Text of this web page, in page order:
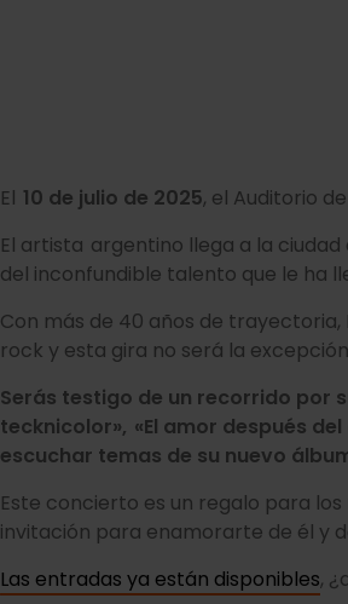
El 10 de julio de 2025, el Auditorio
El artista argentino llega a la
del inconfundible talento que le ha
Con más de 40 años de
rock y esta gira no será la
Serás testigo de un recorrido por
tecknicolor», «El amor después
escuchar temas de su nuevo
Este concierto es un regalo para
invitación para enamorarte de él y
Las entradas ya están disponibles,